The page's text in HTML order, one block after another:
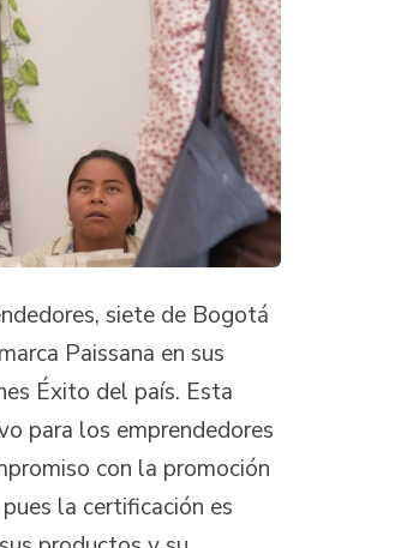
siete de Bogotá
Paissana en sus
Éxito del país. Esta
para los emprendedores
con la promoción
la certificación es